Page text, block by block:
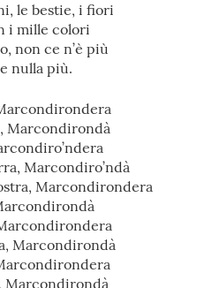
le bestie, i fiori
i mille colori
non ce n’è più
nulla più.
Marcondirondà
Marcondiro’ndà
Marcondirondera
Marcondirondà
Marcondirondà